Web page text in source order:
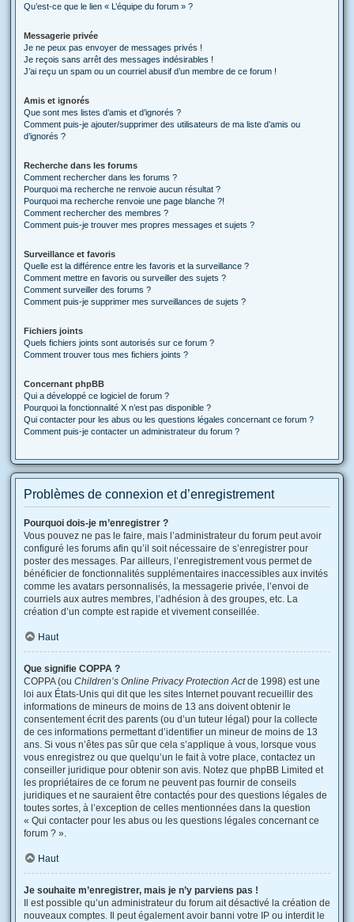
Qu’est-ce que le lien « L’équipe du forum » ?
Messagerie privée
Je ne peux pas envoyer de messages privés !
Je reçois sans arrêt des messages indésirables !
J’ai reçu un spam ou un courriel abusif d’un membre de ce forum !
Amis et ignorés
Que sont mes listes d’amis et d’ignorés ?
Comment puis-je ajouter/supprimer des utilisateurs de ma liste d’amis ou
d’ignorés ?
Recherche dans les forums
Comment rechercher dans les forums ?
Pourquoi ma recherche ne renvoie aucun résultat ?
Pourquoi ma recherche renvoie une page blanche ?!
Comment rechercher des membres ?
Comment puis-je trouver mes propres messages et sujets ?
Surveillance et favoris
Quelle est la différence entre les favoris et la surveillance ?
Comment mettre en favoris ou surveiller des sujets ?
Comment surveiller des forums ?
Comment puis-je supprimer mes surveillances de sujets ?
Fichiers joints
Quels fichiers joints sont autorisés sur ce forum ?
Comment trouver tous mes fichiers joints ?
Concernant phpBB
Qui a développé ce logiciel de forum ?
Pourquoi la fonctionnalité X n’est pas disponible ?
Qui contacter pour les abus ou les questions légales concernant ce forum ?
Comment puis-je contacter un administrateur du forum ?
Problèmes de connexion et d’enregistrement
Pourquoi dois-je m’enregistrer ?
Vous pouvez ne pas le faire, mais l’administrateur du forum peut avoir
configuré les forums afin qu’il soit nécessaire de s’enregistrer pour
poster des messages. Par ailleurs, l’enregistrement vous permet de
bénéficier de fonctionnalités supplémentaires inaccessibles aux invités
comme les avatars personnalisés, la messagerie privée, l’envoi de
courriels aux autres membres, l’adhésion à des groupes, etc. La
création d’un compte est rapide et vivement conseillée.
Haut
Que signifie COPPA ?
COPPA (ou Children’s Online Privacy Protection Actde 1998) est une
loi aux États-Unis qui dit que les sites Internet pouvant recueillir des
informations de mineurs de moins de 13 ans doivent obtenir le
consentement écrit des parents (ou d’un tuteur légal) pour la collecte
de ces informations permettant d’identifier un mineur de moins de 13
ans. Si vous n’êtes pas sûr que cela s’applique à vous, lorsque vous
vous enregistrez ou que quelqu’un le fait à votre place, contactez un
conseiller juridique pour obtenir son avis. Notez que phpBB Limited et
les propriétaires de ce forum ne peuvent pas fournir de conseils
juridiques et ne sauraient être contactés pour des questions légales de
toutes sortes, à l’exception de celles mentionnées dans la question
« Qui contacter pour les abus ou les questions légales concernant ce
forum ? ».
Haut
Je souhaite m’enregistrer, mais je n’y parviens pas !
Il est possible qu’un administrateur du forum ait désactivé la création de
nouveaux comptes. Il peut également avoir banni votre IP ou interdit le